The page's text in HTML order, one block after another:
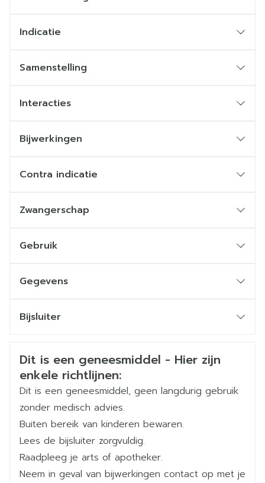
Paradoxale bronchospasmen
Indicatie
Samenstelling
Interacties
Bijwerkingen
Contra indicatie
Zwangerschap
Gebruik
Gegevens
Merken Novartis
Breedte 159 mm
Lengte 181 mm
Diepte 114 mm
Bijsluiter
Duits
Frans Frans
Veiligheidsinformatie
Dit is een geneesmiddel - Hier zijn
enkele richtlijnen:
Dit is een geneesmiddel, geen langdurig gebruik
zonder medisch advies.
Buiten bereik van kinderen bewaren.
Lees de bijsluiter zorgvuldig.
Raadpleeg je arts of apotheker.
Neem in geval van bijwerkingen contact op met je